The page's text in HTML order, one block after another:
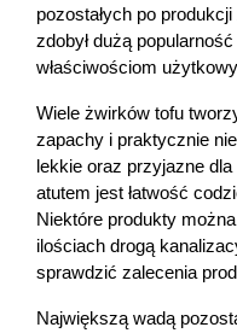
Korzystamy z
dostosowania
pozostałych po
zdobył dużą
właściwościom
Wiele żwirków tofu
zapachy i praktycznie
lekkie oraz przyjazne
atutem jest łatwość
Niektóre produkty
ilościach drogą
sprawdzić zalecenia
Największą wadą